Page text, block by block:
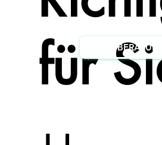
für
ZUR BERATUNG